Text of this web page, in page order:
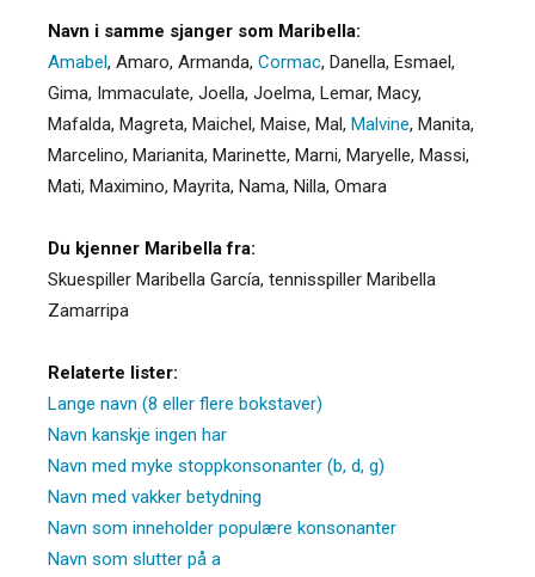
Navn i samme sjanger som Maribella:
Amabel, Amaro, Armanda, Cormac, Danella, Esmael,
Gima, Immaculate, Joella, Joelma, Lemar, Macy,
Mafalda, Magreta, Maichel, Maise, Mal, Malvine, Manita,
Marcelino, Marianita, Marinette, Marni, Maryelle, Massi,
Mati, Maximino, Mayrita, Nama, Nilla, Omara
Du kjenner Maribella fra:
Skuespiller Maribella García, tennisspiller Maribella
Zamarripa
Relaterte lister:
Lange navn (8 eller flere bokstaver)
Navn kanskje ingen har
Navn med myke stoppkonsonanter (b, d, g)
Navn med vakker betydning
Navn som inneholder populære konsonanter
Navn som slutter på a